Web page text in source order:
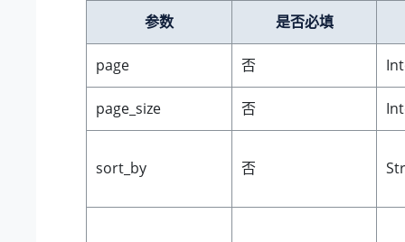
参数 是否必填
page 否
page_size 否
sort_by 否